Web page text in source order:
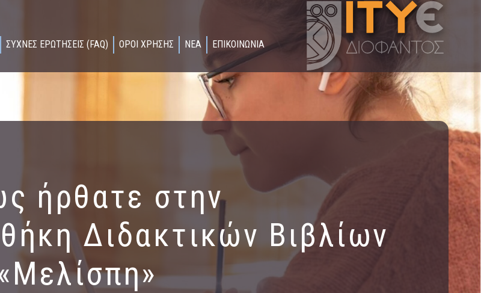
ΣΥΧΝΕΣ ΕΡΩΤΗΣΕΙΣ (FAQ) ΟΡΟΙ ΧΡΗΣΗΣ ΝΕΑ ΕΠΙΚΟΙΝΩΝΙΑ
ήρθατε στην
Διδακτικών Βιβλίων